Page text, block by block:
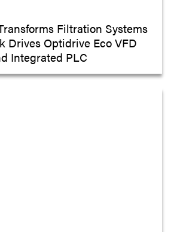
Filtration Systems
Drives Optidrive Eco VFD
Integrated PLC